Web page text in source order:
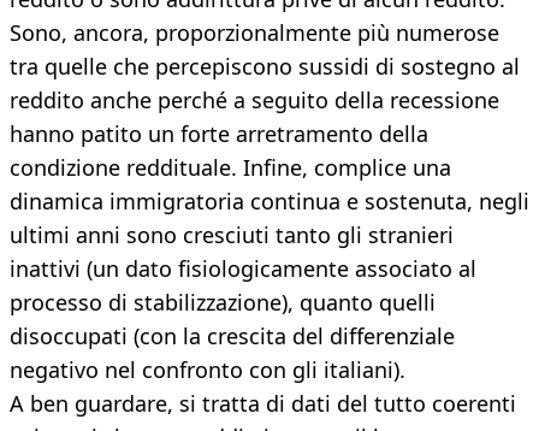
Sono, ancora, proporzionalmente più numerose
tra quelle che percepiscono sussidi di sostegno al
reddito anche perché a seguito della recessione
hanno patito un forte arretramento della
condizione reddituale. Infine, complice una
dinamica immigratoria continua e sostenuta, negli
ultimi anni sono cresciuti tanto gli stranieri
inattivi (un dato fisiologicamente associato al
processo di stabilizzazione), quanto quelli
disoccupati (con la crescita del differenziale
negativo nel confronto con gli italiani).
A ben guardare, si tratta di dati del tutto coerenti